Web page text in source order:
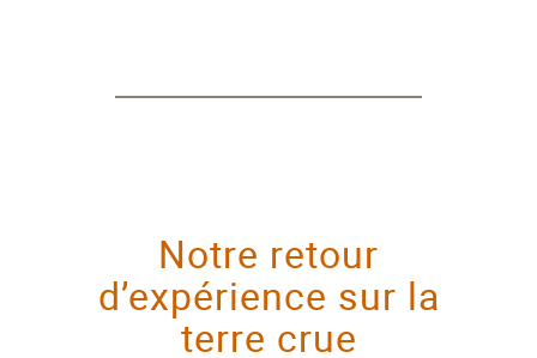
Notre retour
d’expérience sur la
terre crue